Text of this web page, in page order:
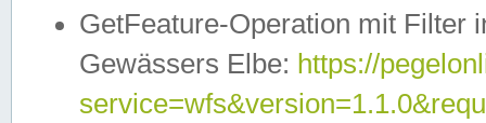
GetFeature-Operation mit Filter
Gewässers Elbe: https://